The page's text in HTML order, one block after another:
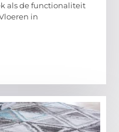
als de functionaliteit
in